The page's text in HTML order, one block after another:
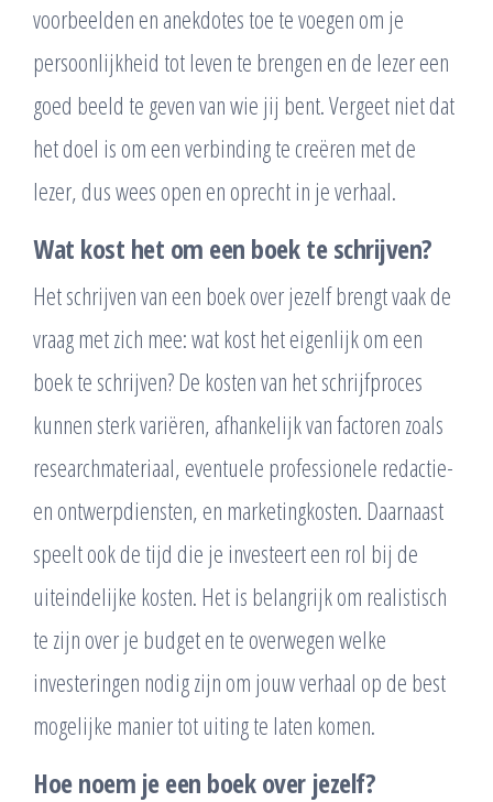
voorbeelden en anekdotes toe te voegen om je
persoonlijkheid tot leven te brengen en de lezer een
goed beeld te geven van wie jij bent. Vergeet niet dat
het doel is om een verbinding te creëren met de
lezer, dus wees open en oprecht in je verhaal.
Wat kost het om een boek te schrijven?
Het schrijven van een boek over jezelf brengt vaak de
vraag met zich mee: wat kost het eigenlijk om een
boek te schrijven? De kosten van het schrijfproces
kunnen sterk variëren, afhankelijk van factoren zoals
researchmateriaal, eventuele professionele redactie-
en ontwerpdiensten, en marketingkosten. Daarnaast
speelt ook de tijd die je investeert een rol bij de
uiteindelijke kosten. Het is belangrijk om realistisch
te zijn over je budget en te overwegen welke
investeringen nodig zijn om jouw verhaal op de best
mogelijke manier tot uiting te laten komen.
Hoe noem je een boek over jezelf?